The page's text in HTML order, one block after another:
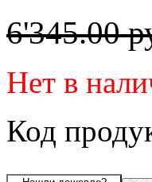
6'345.00
Нет в
Код